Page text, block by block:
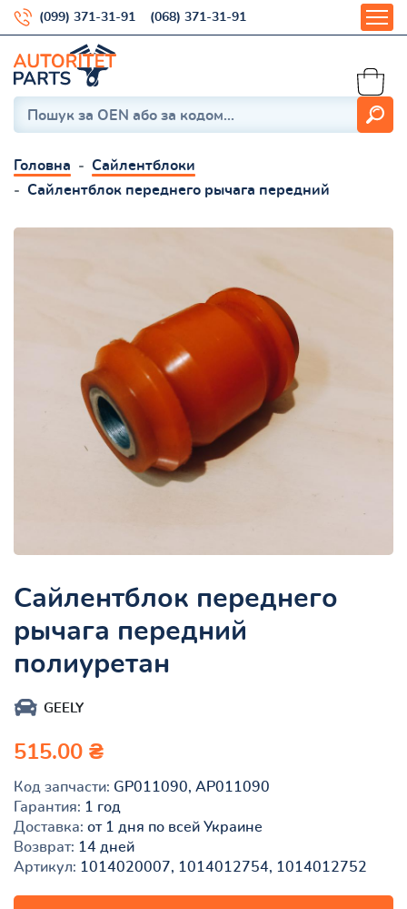
(099) 371-31-91 (068) 371-31-91
Головна
Сайлентблоки
Сайлентблок переднего рычага передний
Сайлентблок переднего
рычага передний
полиуретан
GEELY
515.00 ₴
Код запчасти: GP011090, AP011090
Гарантия: 1 год
Доставка: от 1 дня по всей Украине
Возврат: 14 дней
Артикул: 1014020007, 1014012754, 1014012752